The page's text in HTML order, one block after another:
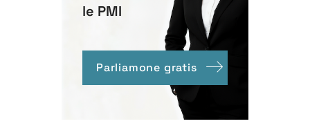
le PMI
Parliamone gratis